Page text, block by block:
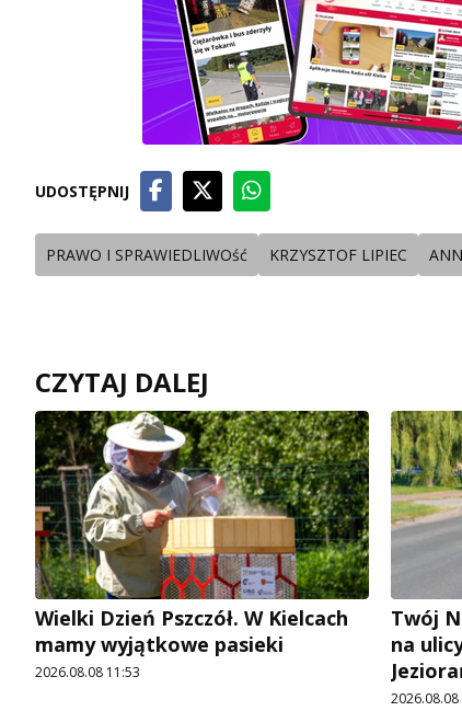
UDOSTĘPNIJ
PRAWO I SPRAWIEDLIWOść KRZYSZTOF LIPIEC
CZYTAJ DALEJ
Wielki Dzień Pszczół. W Kielcach
mamy wyjątkowe pasieki
2026.08.08 11:53
Twój
na
2026.08.08